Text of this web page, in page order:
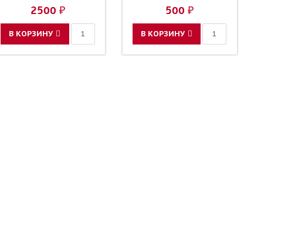
2500 ₽
В КОРЗИНУ
500 ₽
В КОРЗИНУ